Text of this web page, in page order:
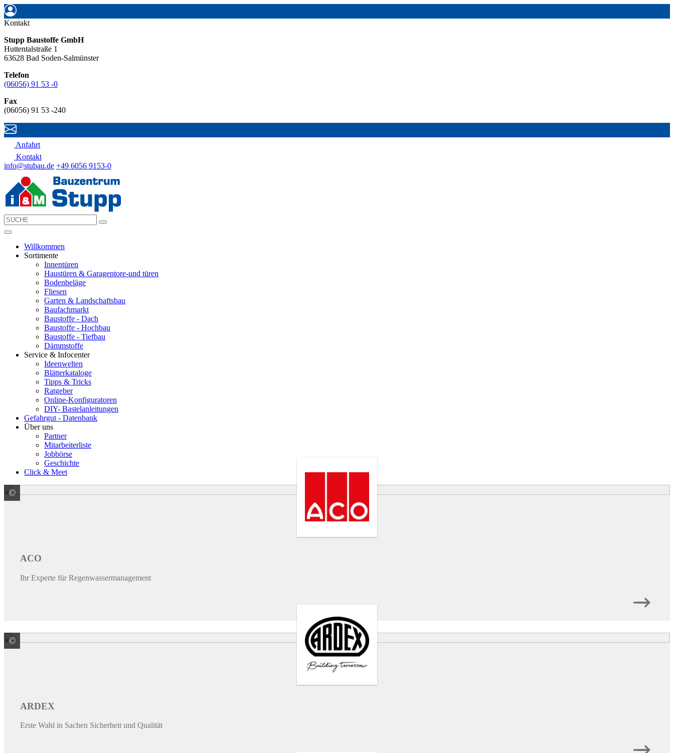
Kontakt
Stupp Baustoffe GmbH
Huttentalstraße 1
63628 Bad Soden-Salmünster
Telefon
(06056) 91 53 -0
Fax
(06056) 91 53 -240
Anfahrt
Kontakt
info@stubau.de +49 6056 9153-0
Willkommen
Sortimente
Innentüren
Haustüren & Garagentore-und türen
Bodenbeläge
Fliesen
Garten & Landschaftsbau
Baufachmarkt
Baustoffe - Dach
Baustoffe - Hochbau
Baustoffe - Tiefbau
Dämmstoffe
Service & Infocenter
Ideenwelten
Blätterkataloge
Tipps & Tricks
Ratgeber
Online-Konfiguratoren
DIY- Bastelanleitungen
Gefahrgut - Datenbank
Über uns
Partner
Mitarbeiterliste
Jobbörse
Geschichte
Click & Meet
© ACO GmbH
ACO
Ihr Experte für Regenwassermanagement
© ARDEX GmbH
ARDEX
Erste Wahl in Sachen Sicherheit und Qualität